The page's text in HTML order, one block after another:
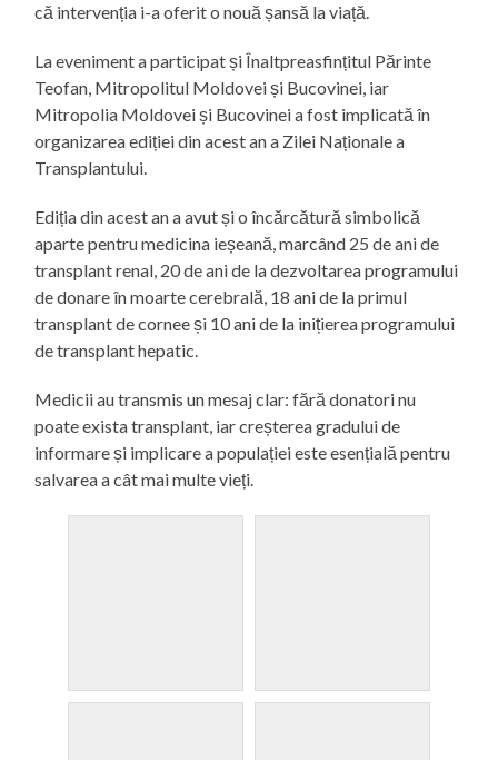
că intervenția i-a oferit o nouă șansă la viață.
La eveniment a participat și Înaltpreasfințitul Părinte
Teofan, Mitropolitul Moldovei și Bucovinei, iar
Mitropolia Moldovei și Bucovinei a fost implicată în
organizarea ediției din acest an a Zilei Naționale a
Transplantului.
Ediția din acest an a avut și o încărcătură simbolică
aparte pentru medicina ieșeană, marcând 25 de ani de
transplant renal, 20 de ani de la dezvoltarea programului
de donare în moarte cerebrală, 18 ani de la primul
transplant de cornee și 10 ani de la inițierea programului
de transplant hepatic.
Medicii au transmis un mesaj clar: fără donatori nu
poate exista transplant, iar creșterea gradului de
informare și implicare a populației este esențială pentru
salvarea a cât mai multe vieți.